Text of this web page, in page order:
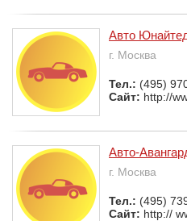
Авто
г. Москва
Тел.: (495)
Сайт: http://
Авто-
г. Москва
Тел.: (495)
Сайт: http://